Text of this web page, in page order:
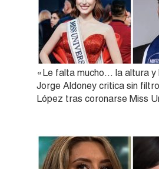
«Le falta mucho… la altura y
Jorge Aldoney critica sin
López tras coronarse Miss